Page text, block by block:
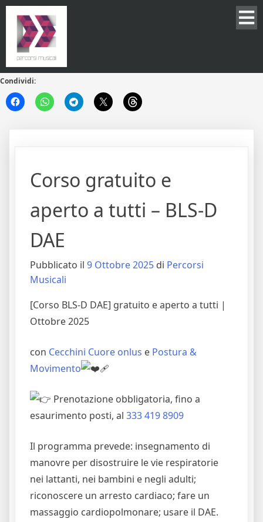
Condividi:
Corso gratuito e
aperto a tutti – BLS-D
DAE
Pubblicato il 9 Ottobre 2025 di Percorsi
Musicali
[Corso BLS-D DAE] gratuito e aperto a tutti |
Ottobre 2025
con Cecchini Cuore onlus e Postura &
Movimento
Prenotazione obbligatoria, fino a
esaurimento posti, al 333 419 8909
Il programma prevede: insegnamento di
manovre per disostruire le vie respiratorie
nei lattanti, nei bambini e negli adulti;
riconoscere un arresto cardiaco; fare un
massaggio cardiopolmonare; usare il DAE.